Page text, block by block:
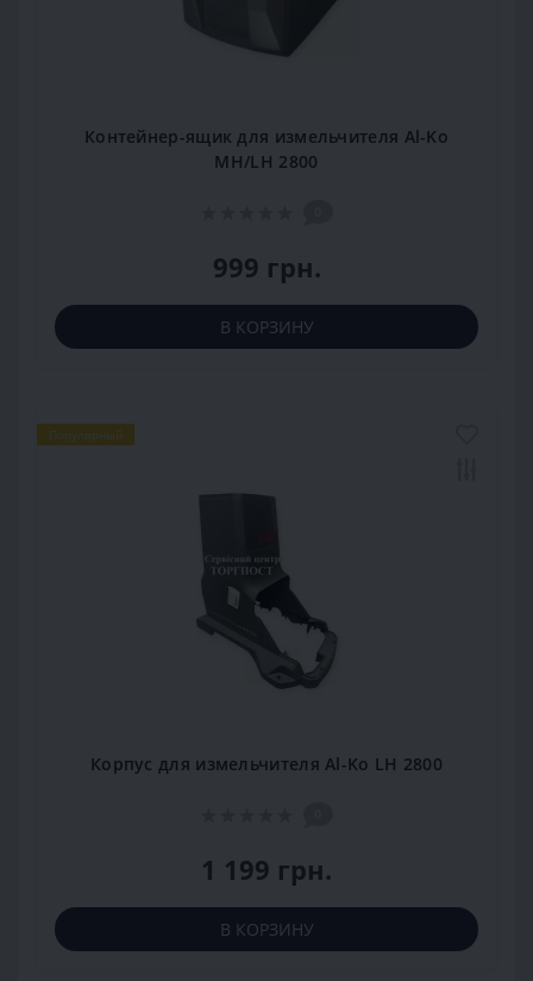
Контейнер-ящик для измельчителя Al-Ko
MH/LH 2800
999 грн.
В КОРЗИНУ
Популярный
Корпус для измельчителя Al-Ko LH 2800
1 199 грн.
В КОРЗИНУ